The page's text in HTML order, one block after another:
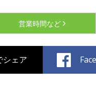
営業時間など
ェア